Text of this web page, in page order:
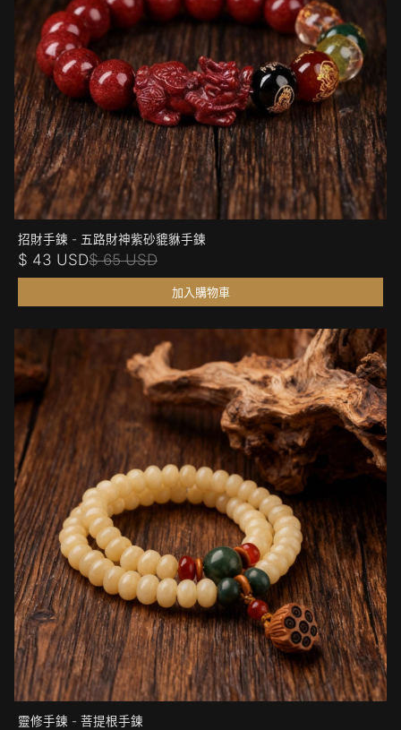
招財手鍊 - 五路財神紫砂貔貅手鍊
$ 43 USD$ 65 USD
加入購物車
靈修手鍊 - 菩提根手鍊